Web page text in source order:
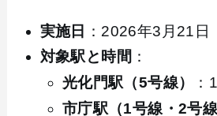
実施日
：2026年3月21日
対象駅と時間 ：
光化門駅（5号線）
市庁駅（1号線・2号線